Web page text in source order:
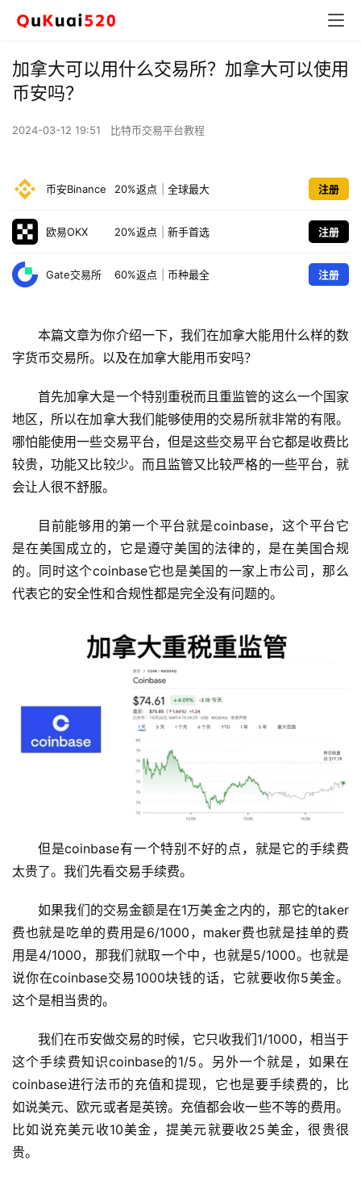
加拿大可以用什么交易所？加拿大可以使用
币安吗？
2024-03-12 19:51 比特币交易平台教程
币安Binance 20%返点 全球最大 注册
欧易OKX 20%返点 新手首选 注册
Gate交易所 60%返点 币种最全 注册
本篇文章为你介绍一下，我们在加拿大能用什么样的数
字货币交易所。以及在加拿大能用币安吗？
首先加拿大是一个特别重税而且重监管的这么一个国家
地区，所以在加拿大我们能够使用的交易所就非常的有限。
哪怕能使用一些交易平台，但是这些交易平台它都是收费比
较贵，功能又比较少。而且监管又比较严格的一些平台，就
会让人很不舒服。
目前能够用的第一个平台就是coinbase，这个平台它
是在美国成立的，它是遵守美国的法律的，是在美国合规
的。同时这个coinbase它也是美国的一家上市公司，那么
代表它的安全性和合规性都是完全没有问题的。
但是coinbase有一个特别不好的点，就是它的手续费
太贵了。我们先看交易手续费。
如果我们的交易金额是在1万美金之内的，那它的taker
费也就是吃单的费用是6/1000，maker费也就是挂单的费
用是4/1000，那我们就取一个中，也就是5/1000。也就是
说你在coinbase交易1000块钱的话，它就要收你5美金。
这个是相当贵的。
我们在币安做交易的时候，它只收我们1/1000，相当于
这个手续费知识coinbase的1/5。另外一个就是，如果在
coinbase进行法币的充值和提现，它也是要手续费的，比
如说美元、欧元或者是英镑。充值都会收一些不等的费用。
比如说充美元收10美金，提美元就要收25美金，很贵很
贵。